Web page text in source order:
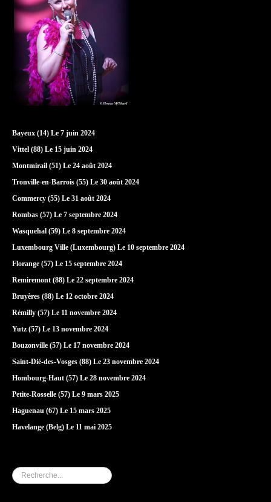
Bayeux (14) Le 7 juin 2024
Vittel (88) Le 15 juin 2024
Montmirail (51) Le 24 août 2024
Tronville-en-Barrois (55) Le 30 août 2024
Commercy (55) Le 31 août 2024
Rombas (57) Le 7 septembre 2024
Wasquehal (59) Le 8 septembre 2024
Luxembourg Ville (Luxembourg) Le 10 septembre 2024
Florange (57) Le 15 septembre 2024
Remiremont (88) Le 22 septembre 2024
Bruyères (88) Le 12 octobre 2024
Rémilly (57) Le 11 novembre 2024
Yutz (57) Le 13 novembre 2024
Bouzonville (57) Le 17 novembre 2024
Saint-Dié-des-Vosges (88) Le 23 novembre 2024
Hombourg-Haut (57) Le 28 novembre 2024
Petite-Rosselle (57) Le 9 mars 2025
Haguenau (67) Le 15 mars 2025
Havelange (Belg) Le 11 mai 2025
Rechercher